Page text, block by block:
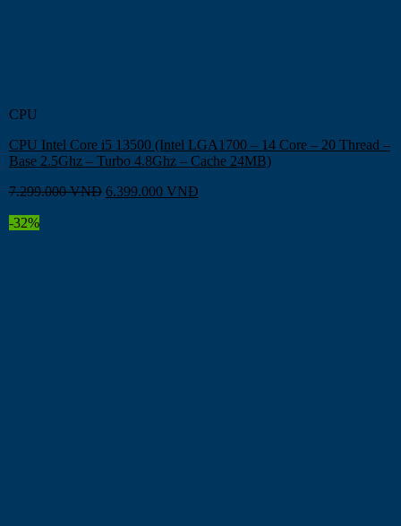
CPU
CPU Intel Core i5 13500 (Intel LGA1700 – 14 Core – 20 Thread –
Base 2.5Ghz – Turbo 4.8Ghz – Cache 24MB)
7.299.000VNĐ 6.399.000 VNĐ
-32%